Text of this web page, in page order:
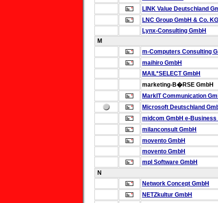
LINK Value Deutschland
LNC Group GmbH & Co. KG
Lynx-Consulting GmbH
M
m-Computers Consulting
maihiro GmbH
MAIL*SELECT GmbH
marketing-B�RSE GmbH
MarkIT Communication
Microsoft Deutschland
midcom GmbH e-Business
milanconsult GmbH
movento GmbH
movento GmbH
mpl Software GmbH
N
Network Concept GmbH
NETZkultur GmbH